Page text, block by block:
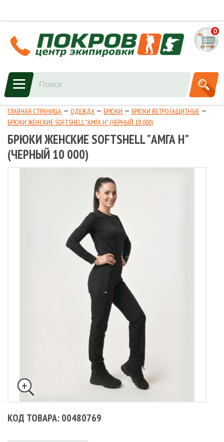
0
ГЛАВНАЯ СТРАНИЦА ОДЕЖДА БРЮКИ
БРЮКИ ВЕТРОЗАЩИТНЫЕ
БРЮКИ ЖЕНСКИЕ SOFTSHELL "АМГА Н" (ЧЕРНЫЙ 10 000)
БРЮКИ ЖЕНСКИЕ SOFTSHELL "АМГА Н"
(ЧЕРНЫЙ 10 000)
КОД ТОВАРА: 00480769